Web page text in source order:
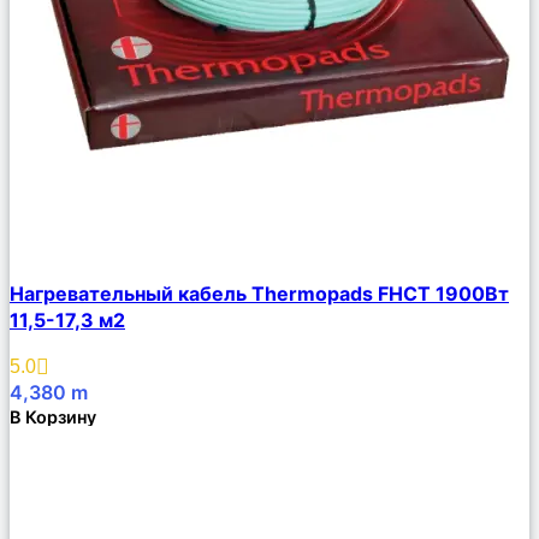
Описание
Избранное
Нагревательный кабель Thermopads FHCТ 1900Вт
11,5-17,3 м2
5.0
4,380 m
В Корзину